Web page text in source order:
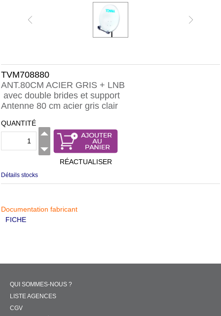
TVM708880
ANT.80CM ACIER GRIS + LNB
avec double brides et support
Antenne 80 cm acier gris clair
QUANTITÉ
RÉACTUALISER
Détails stocks
Documentation fabricant
FICHE
QUI SOMMES-NOUS ?
LISTE AGENCES
CGV